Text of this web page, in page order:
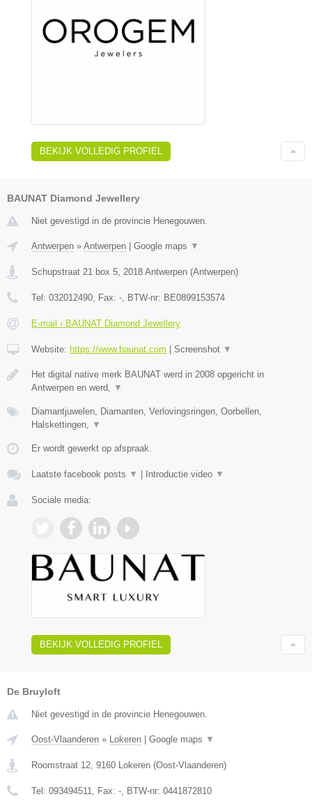
BEKIJK VOLLEDIG PROFIEL
BAUNAT Diamond Jewellery
Niet gevestigd in de provincie Henegouwen.
Antwerpen » Antwerpen Google maps ▼
Schupstraat 21 box 5, 2018 Antwerpen (Antwerpen)
Tel: 032012490, Fax: -, BTW-nr: BE0899153574
E-mail › BAUNAT Diamond Jewellery
Website: https://www.baunat.com Screenshot ▼
Het digital native merk BAUNAT werd in 2008 opgericht in
Antwerpen en werd, ▼
Diamantjuwelen, Diamanten, Verlovingsringen, Oorbellen,
Halskettingen, ▼
Er wordt gewerkt op afspraak.
Laatste facebook posts ▼ Introductie video ▼
Sociale media:
BEKIJK VOLLEDIG PROFIEL
De Bruyloft
Niet gevestigd in de provincie Henegouwen.
Oost-Vlaanderen » Lokeren Google maps ▼
Roomstraat 12, 9160 Lokeren (Oost-Vlaanderen)
Tel: 093494511, Fax: -, BTW-nr: 0441872810